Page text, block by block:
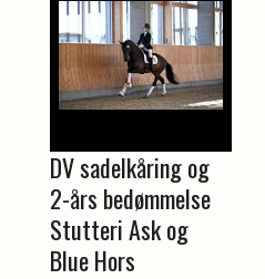
DV sadelkåring og
2-års bedømmelse
Stutteri Ask og
Blue Hors